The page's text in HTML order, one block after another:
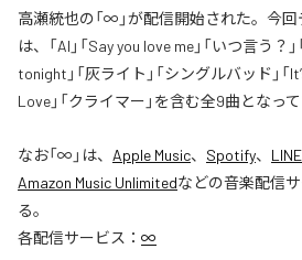
高瀬統也の「∞」が配信開始された。今
は、「AI」「Say you love me」「いつ言う？」
tonight」「灰ライト」「シングルバッド」「
Love」「クライマー」を含む全9曲となって
なお「∞ 」は、 Apple Music、 Spotify、
Amazon Music Unlimitedなどの音楽配信
る。
各配信サービス： ∞